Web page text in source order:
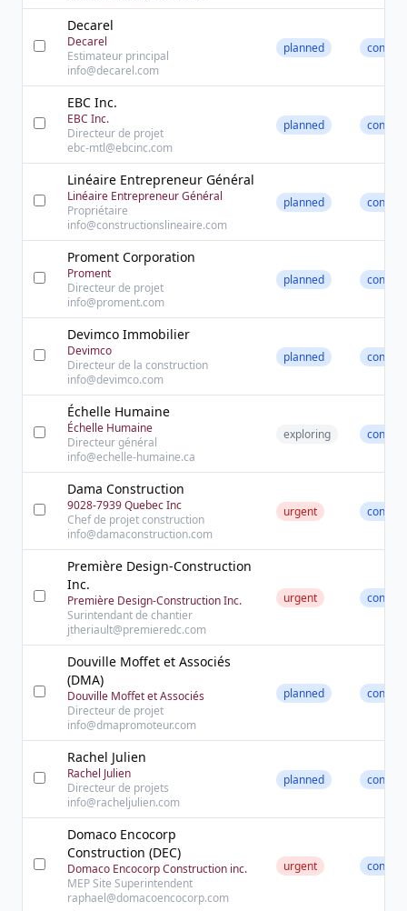
Decarel
Decarel
Estimateur principal
info@decarel.com
planned
EBC Inc.
EBC Inc.
Directeur de projet
ebc-mtl@ebcinc.com
planned
Linéaire Entrepreneur Général
Linéaire Entrepreneur Général
Propriétaire
info@constructionslineaire.com
planned
Proment Corporation
Proment
Directeur de projet
info@proment.com
planned
Devimco Immobilier
Devimco
Directeur de la construction
info@devimco.com
planned
Échelle Humaine
Échelle Humaine
Directeur général
info@echelle-humaine.ca
exploring
Dama Construction
9028-7939 Quebec Inc
Chef de projet construction
info@damaconstruction.com
urgent
Première Design-Construction
Inc.
Première Design-Construction Inc.
Surintendant de chantier
jtheriault@premieredc.com
urgent
Douville Moffet et Associés
(DMA)
Douville Moffet et Associés
Directeur de projet
info@dmapromoteur.com
planned
Rachel Julien
Rachel Julien
Directeur de projets
info@racheljulien.com
planned
Domaco Encocorp
Construction (DEC)
Domaco Encocorp Construction inc.
MEP Site Superintendent
raphael@domacoencocorp.com
urgent